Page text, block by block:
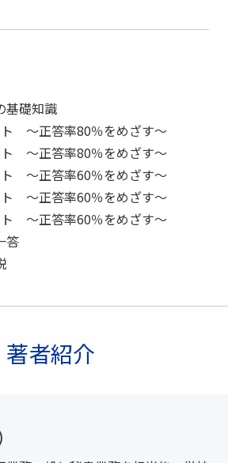
基礎知識
〜正答率80％をめざす〜
〜正答率80％をめざす〜
〜正答率60％をめざす〜
〜正答率60％をめざす〜
〜正答率60％をめざす〜
答
著者紹介